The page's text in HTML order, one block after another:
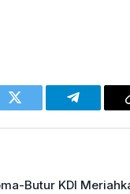
Twitter Telegram
Butur KDI